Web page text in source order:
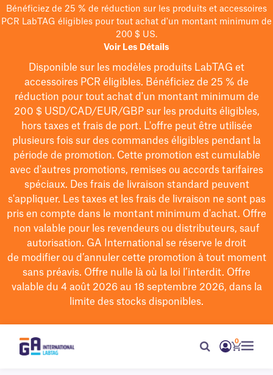
Bénéficiez de 25 % de réduction sur les produits et accessoires
PCR LabTAG éligibles pour tout achat d'un montant minimum de
200 $ US.
Voir Les Détails
Disponible sur les modèles produits LabTAG et
accessoires PCR éligibles. Bénéficiez de 25 % de
réduction pour tout achat d'un montant minimum de
200 $USD/CAD/EUR/GBPsur les produits éligibles,
hors taxes et frais de port. L'offre peut être utilisée
plusieurs fois sur des commandes éligibles pendant la
période de promotion. Cette promotion est cumulable
avec d'autres promotions, remises ou accords tarifaires
spéciaux. Des frais de livraison standard peuvent
s'appliquer. Les taxes et les frais de livraison ne sont pas
pris en compte dans le montant minimum d'achat. Offre
non valable pour les revendeurs ou distributeurs, sauf
autorisation. GA International se réserve le droit
de modifierou d’annuler cette promotion à tout moment
sans préavis. Offre nulle là où la loi l’interdit. Offre
valable du 4 août 2026 au 18 septembre 2026, dans la
limite des stocks disponibles.
0